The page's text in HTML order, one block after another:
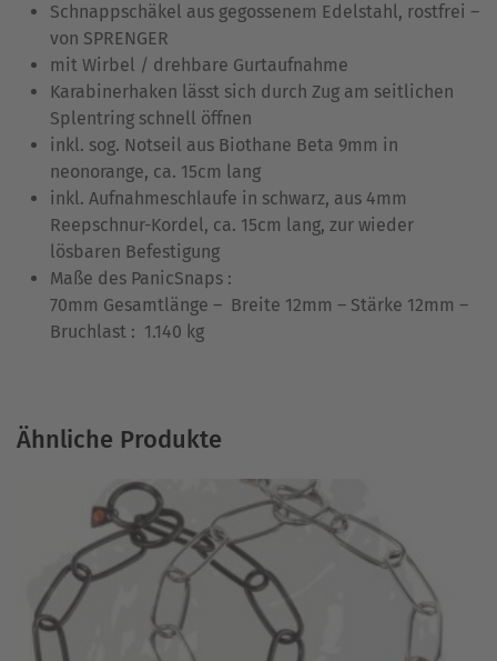
Schnappschäkel aus gegossenem Edelstahl, rostfrei –
von SPRENGER
mit Wirbel / drehbare Gurtaufnahme
Karabinerhaken lässt sich durch Zug am seitlichen
Splentring schnell öffnen
inkl. sog. Notseil aus Biothane Beta 9mm in
neonorange, ca. 15cm lang
inkl. Aufnahmeschlaufe in schwarz, aus 4mm
Reepschnur-Kordel, ca. 15cm lang, zur wieder
lösbaren Befestigung
Maße des PanicSnaps :
70mm Gesamtlänge – Breite 12mm – Stärke 12mm –
Bruchlast : 1.140 kg
Ähnliche Produkte